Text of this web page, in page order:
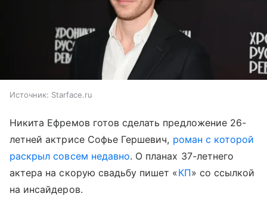
Источник: Starface.ru
Никита Ефремов готов сделать предложение 26-
летней актрисе Софье Гершевич, роман с которой
раскрыл совсем недавно. О планах 37-летнего
актера на скорую свадьбу пишет «КП» со ссылкой
на инсайдеров.